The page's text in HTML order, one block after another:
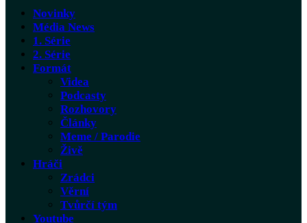
Novinky
Média News
1. Série
2. Série
Formát
Videa
Podcasty
Rozhovory
Články
Meme / Parodie
Živě
Hráči
Zrádci
Věrní
Tvůrčí tým
Youtube